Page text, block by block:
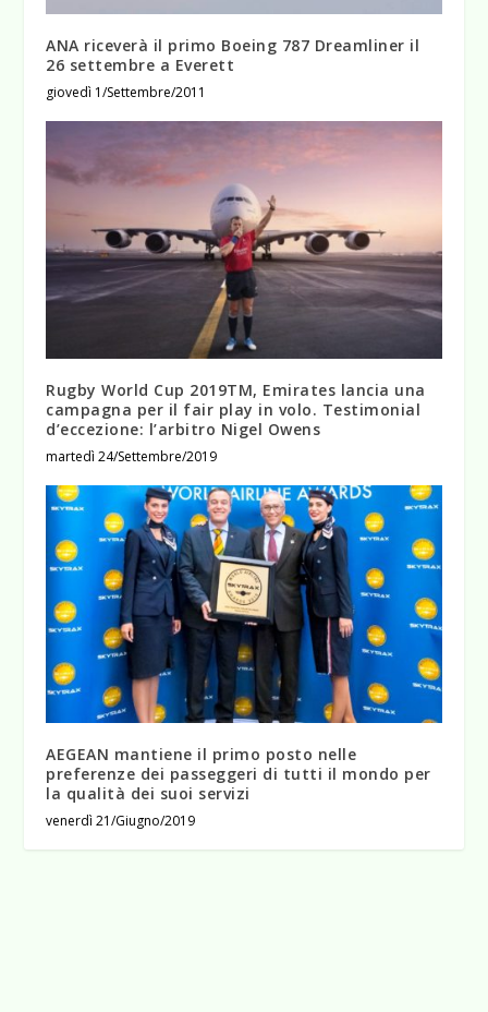
ANA riceverà il primo Boeing 787 Dreamliner il
26 settembre a Everett
giovedì 1/Settembre/2011
Rugby World Cup 2019TM, Emirates lancia una
campagna per il fair play in volo. Testimonial
d’eccezione: l’arbitro Nigel Owens
martedì 24/Settembre/2019
AEGEAN mantiene il primo posto nelle
preferenze dei passeggeri di tutti il mondo per
la qualità dei suoi servizi
venerdì 21/Giugno/2019